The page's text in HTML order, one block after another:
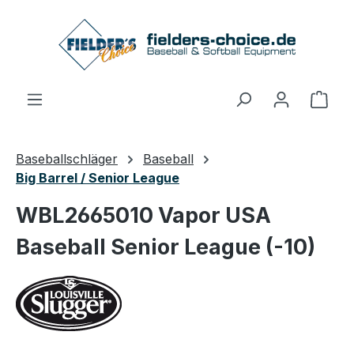
Zum Hauptinhalt springen
Baseballschläger
Baseball
Big Barrel / Senior League
WBL2665010 Vapor USA
Baseball Senior League (-10)